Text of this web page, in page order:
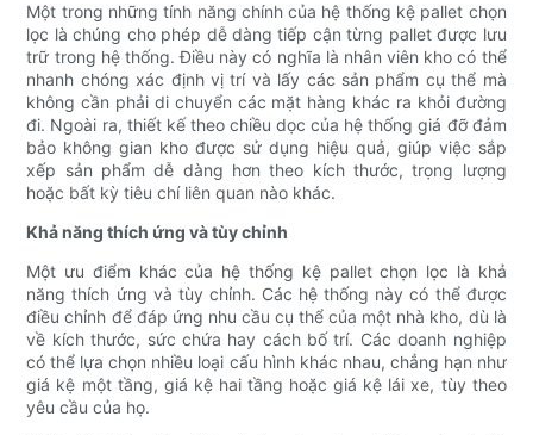
Một trong những tính năng chính của hệ thống kệ pallet chọn
lọc là chúng cho phép dễ dàng tiếp cận từng pallet được lưu
trữ trong hệ thống. Điều này có nghĩa là nhân viên kho có thể
nhanh chóng xác định vị trí và lấy các sản phẩm cụ thể mà
không cần phải di chuyển các mặt hàng khác ra khỏi đường
đi. Ngoài ra, thiết kế theo chiều dọc của hệ thống giá đỡ đảm
bảo không gian kho được sử dụng hiệu quả, giúp việc sắp
xếp sản phẩm dễ dàng hơn theo kích thước, trọng lượng
hoặc bất kỳ tiêu chí liên quan nào khác.
Khả năng thích ứng và tùy chỉnh
Một ưu điểm khác của hệ thống kệ pallet chọn lọc là khả
năng thích ứng và tùy chỉnh. Các hệ thống này có thể được
điều chỉnh để đáp ứng nhu cầu cụ thể của một nhà kho, dù là
về kích thước, sức chứa hay cách bố trí. Các doanh nghiệp
có thể lựa chọn nhiều loại cấu hình khác nhau, chẳng hạn như
giá kệ một tầng, giá kệ hai tầng hoặc giá kệ lái xe, tùy theo
yêu cầu của họ.